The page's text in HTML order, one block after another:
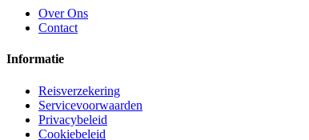
Over Ons
Contact
Informatie
Reisverzekering
Servicevoorwaarden
Privacybeleid
Cookiebeleid